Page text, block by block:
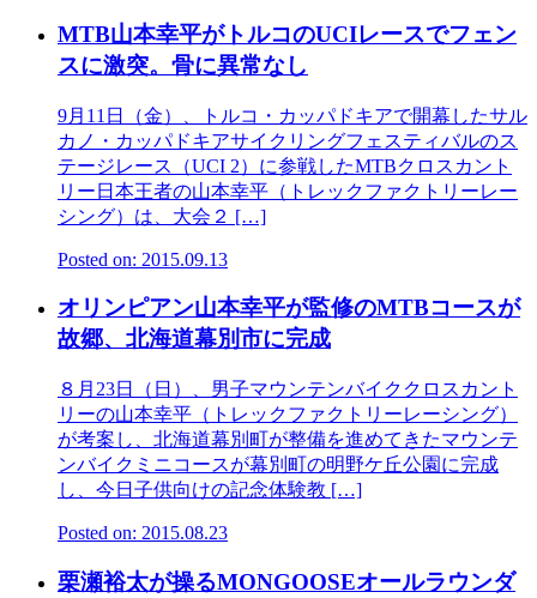
MTB山本幸平がトルコのUCIレースでフェン
スに激突。骨に異常なし
9月11日（金）、トルコ・カッパドキアで開幕したサル
カノ・カッパドキアサイクリングフェスティバルのス
テージレース（UCI 2）に参戦したMTBクロスカント
リー日本王者の山本幸平（トレックファクトリーレー
シング）は、大会２ […]
Posted on: 2015.09.13
オリンピアン山本幸平が監修のMTBコースが
故郷、北海道幕別市に完成
８月23日（日）、男子マウンテンバイククロスカント
リーの山本幸平（トレックファクトリーレーシング）
が考案し、北海道幕別町が整備を進めてきたマウンテ
ンバイクミニコースが幕別町の明野ケ丘公園に完成
し、今日子供向けの記念体験教 […]
Posted on: 2015.08.23
栗瀬裕太が操るMONGOOSEオールラウンダ